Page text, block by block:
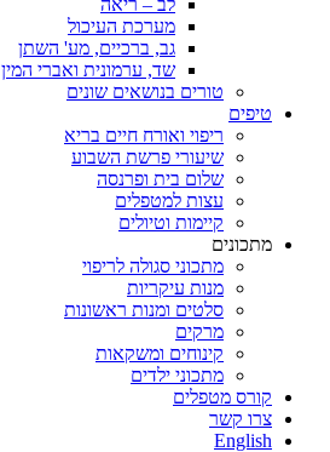
לב – ריאה
מערכת העיכול
גב, ברכיים, מע' השתן
שד, ערמונית ואברי המין
טורים בנושאים שונים
טיפים
ריפוי ואורח חיים בריא
שיעורי פרשת השבוע
שלום בית ופרנסה
עצות למטפלים
קיימות וטיולים
מתכונים
מתכוני סגולה לריפוי
מנות עיקריות
סלטים ומנות ראשונות
מרקים
קינוחים ומשקאות
מתכוני ילדים
קורס מטפלים
צרו קשר
English